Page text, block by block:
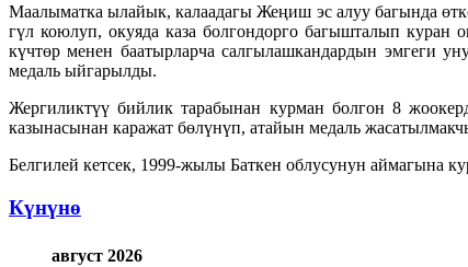
Маалыматка ылайык, калаадагы Жеңиш эс алуу багында
гүл коюлуп, окуяда каза болгондорго багышталып
күчтөр менен баатырларча салгылашкандардын эмгеги
медаль ыйгарылды.
Жергиликтүү бийлик тарабынан курман болгон 8
казынасынан каражат бөлүнүп, атайын медаль
Белгилей кетсек, 1999-жылы Баткен облусунун аймагына
Күнүнө
август 2026